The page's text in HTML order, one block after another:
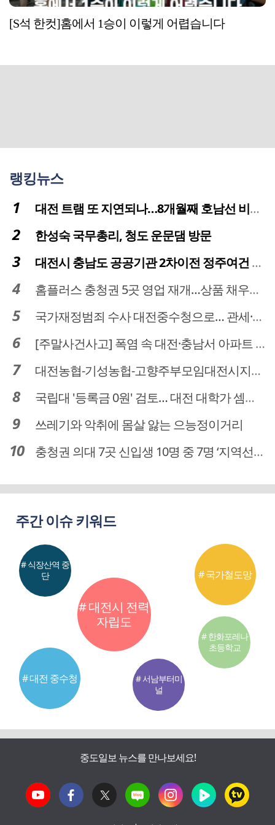
[S석 한컷]홈에서 1승이 이렇게 어렵습니다
랭킹뉴스
대전 트램 또 지연되나…8개월째 호남선 비개착공사 시공사 선정 난항
한성숙 국무총리, 청도 운문댐 방문
대전시 충남도 공공기관 2차이전 정주여건 확보 시급
홈플러스 충청권 5곳 영업 재개…상품 채우기 ‘속도전’
국가재정범죄 수사 대전중수청으로… 관세·국세 수사 전문인력 주목
[주말사건사고] 폭염 속 대전·충남서 아파트 화재·정전 잇따라…주민 대피·불편
대전농협-기성농헙-고향주부모임대전시지회, 이심점심 중식지원 봉사활동
국립대 '등록금 0원' 검토… 대전 대학가 셈법 복잡
쓰레기와 악취에 몸살 앓는 으능정이거리
충청권 의대 7곳 신입생 10명 중 7명 ‘지역선발’… 대전도 69.7%
주간 이슈 키워드
# 대전시 전력
자립도
# 대전 중수청
# 국가철도망
# 식장산역 중
단
# 서남부터미
널
# 한화포레나
초등학교
중도일보 뉴스를 만나보세요!